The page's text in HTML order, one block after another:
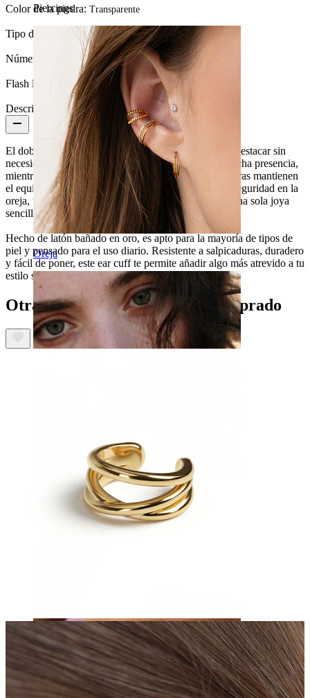
Piercings
Oreja
Color de la piedra: Transparente
Tipo de piedra:Circonita cúbica
Número de unidades:1
Flash label: 3 por 2
Descripción
El doble ear cuff grueso con piedras está hecho para destacar sin
necesidad de piercing. Su forma más gruesa le da mucha presencia,
mientras que los detalles en piedra con engaste de garras mantienen
el equilibrio en la joya. Diseñado para sujetarse con seguridad en la
oreja, te ofrece ellookde piercings superpuestos en una sola joya
sencilla. Disponible en tonos dorado y plateado.
Hecho de latón bañado en oro, es apto para la mayoría de tipos de
piel y pensado para el uso diario. Resistente a salpicaduras, duradero
y fácil de poner, este ear cuff te permite añadir algo más atrevido a tu
estilo sin compromiso.
Otras personas también han comprado